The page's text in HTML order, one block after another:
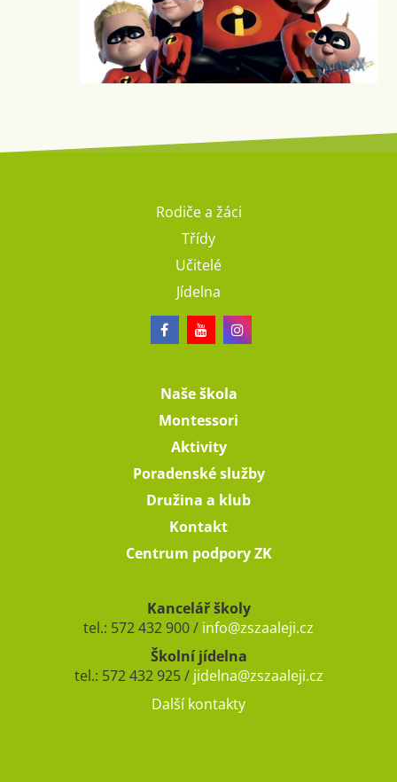
Rodiče a žáci
Třídy
Učitelé
Jídelna
Naše škola
Montessori
Aktivity
Poradenské služby
Družina a klub
Kontakt
Centrum podpory ZK
Kancelář školy
tel.: 572 432 900 / info@zszaaleji.cz
Školní jídelna
tel.: 572 432 925 / jidelna@zszaaleji.cz
Další kontakty